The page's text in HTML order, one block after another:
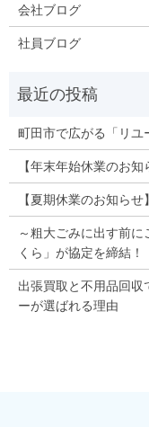
会社ブログ
社員ブログ
町田市で広がる「リユ
【年末年始休業のお知
【夏期休業のお知らせ】
～粗大ごみに出す前
くら」が協定を締結！
出張買取と不用品回収
ーが選ばれる理由